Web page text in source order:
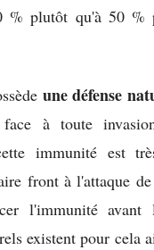
% plutôt qu'à 50 %
une défense
face à toute
immunité est
front à l'attaque
l'immunité avant
existent pour cela